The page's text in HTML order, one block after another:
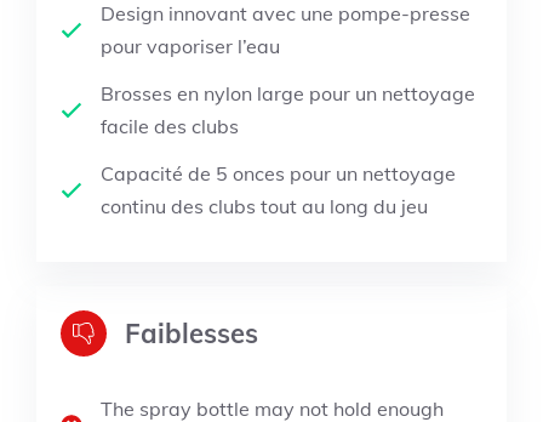
Design innovant avec une pompe-presse
pour vaporiser l’eau
Brosses en nylon large pour un nettoyage
facile des clubs
Capacité de 5 onces pour un nettoyage
continu des clubs tout au long du jeu
Faiblesses
The spray bottle may not hold enough